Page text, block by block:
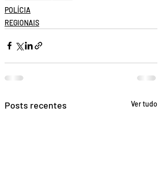
POLÍCIA
REGIONAIS
Posts recentes Ver tudo